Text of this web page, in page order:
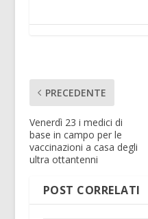
PRECEDENTE
Venerdì 23 i medici di
base in campo per le
vaccinazioni a casa degli
ultra ottantenni
POST CORRELATI